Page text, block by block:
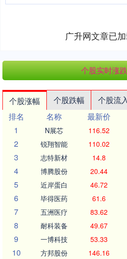
广升网文章已
个股实时涨
个股涨幅 个股跌幅 个股流
排名
名称 最新价
1
N展芯 116.52
2 锐翔智能 110.02
3 志特新材 14.8
4 博腾股份 20.44
5 近岸蛋白 46.72
6 毕得医药 61.6
7 五洲医疗 83.62
8 耐科装备 49.67
9 一博科技 53.33
10 方邦股份 146.16